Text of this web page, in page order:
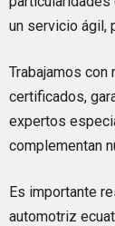
un servicio ágil,
Trabajamos
certificados,
expertos
complementan
Es importante
automotriz